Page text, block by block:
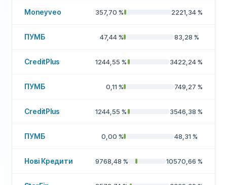
Moneyveo 357,70 % 2221,34%
ПУМБ 47,44% 83,28 %
CreditPlus 1244,55 % 3422,24%
ПУМБ 0,11 % 749,27 %
CreditPlus 1244,55 % 3546,38 %
ПУМБ 0,00 % 48,31 %
Нові Кредити 9768,48 % 10570,66 %